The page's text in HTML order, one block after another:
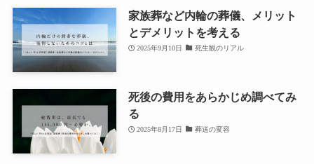
家族葬など内輪の葬儀、メリット
とデメリットを考える
2025年9月10日 死生観のリアル
死後の費用をあらかじめ調べてみ
る
2025年8月17日 葬送の変容